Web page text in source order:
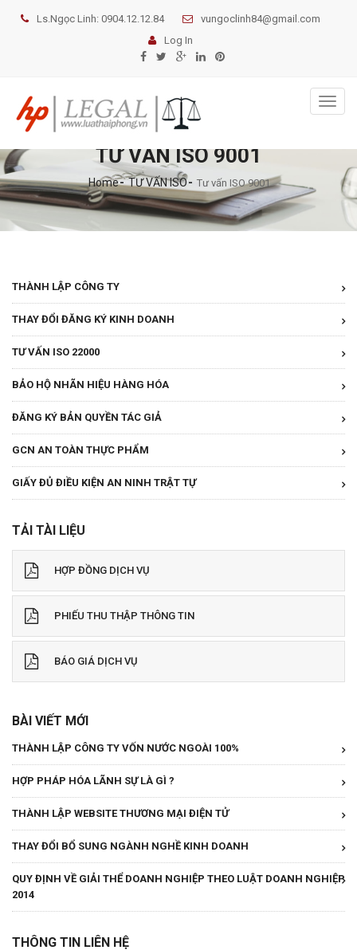
Ls.Ngọc Linh: 0904.12.12.84
vungoclinh84@gmail.com
Log In
TƯ VẤN ISO 9001
Home TƯ VẤN ISO Tư vấn ISO 9001
THÀNH LẬP CÔNG TY
THAY ĐỔI ĐĂNG KÝ KINH DOANH
TƯ VẤN ISO 22000
BẢO HỘ NHÃN HIỆU HÀNG HÓA
ĐĂNG KÝ BẢN QUYỀN TÁC GIẢ
GCN AN TOÀN THỰC PHẨM
GIẤY ĐỦ ĐIỀU KIỆN AN NINH TRẬT TỰ
TẢI TÀI LIỆU
HỢP ĐỒNG DỊCH VỤ
PHIẾU THU THẬP THÔNG TIN
BÁO GIÁ DỊCH VỤ
BÀI VIẾT MỚI
THÀNH LẬP CÔNG TY VỐN NƯỚC NGOÀI 100%
HỢP PHÁP HÓA LÃNH SỰ LÀ GÌ ?
THÀNH LẬP WEBSITE THƯƠNG MẠI ĐIỆN TỬ
THAY ĐỔI BỔ SUNG NGÀNH NGHỀ KINH DOANH
QUY ĐỊNH VỀ GIẢI THỂ DOANH NGHIỆP THEO LUẬT DOANH NGHIỆP
2014
THÔNG TIN LIÊN HỆ